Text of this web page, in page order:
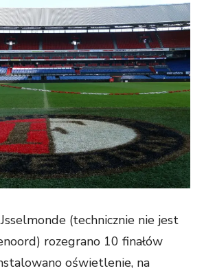
(technicznie nie jest
rozegrano 10 finałów
oświetlenie, na